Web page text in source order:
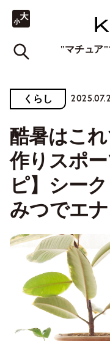
"マチュア"
くらし
酷暑はこ
作りスポ
ピ】シー
みつでエ